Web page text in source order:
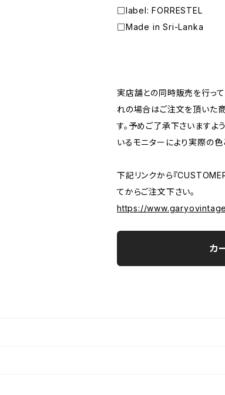
□label: FORRESTEL
□Made in Sri-Lanka
実店舗との同時販売を行っ
れの場合はご注文を頂いた
す。予めご了承下さいますよ
いるモニターにより実際の
下記リンクから『
てからご注文下さい。
https://
カ